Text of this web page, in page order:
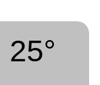
25°